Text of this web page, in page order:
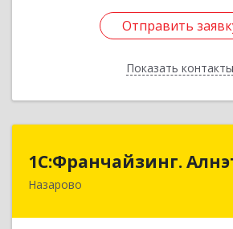
Отправить
Показать контакты
Отправить
Назад
1С:Франчайзинг.
Назарово662200, Красноярский